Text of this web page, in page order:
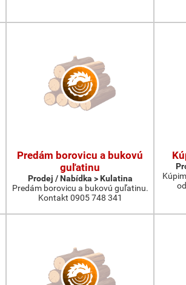
Predám borovicu a bukovú
guľatinu
Prodej / Nabídka > Kulatina
Predám borovicu a bukovú guľatinu.
Kontakt 0905 748 341